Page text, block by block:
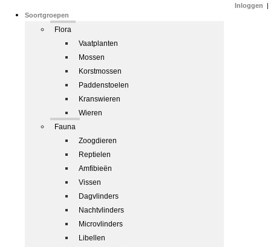
Soortgroepen
Flora
Vaatplanten
Mossen
Korstmossen
Paddenstoelen
Kranswieren
Wieren
Fauna
Zoogdieren
Reptielen
Amfibieën
Vissen
Dagvlinders
Nachtvlinders
Microvlinders
Libellen
Inloggen |